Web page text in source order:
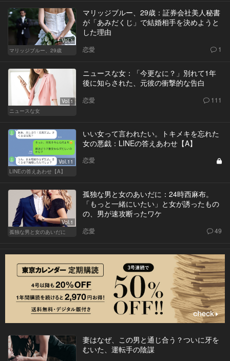
Vol.1
マリッジブルー、29歳
マリッジブルー、29歳：証券会社美人秘書
が「あみだくじ」で結婚相手を決めようと
した理由
恋愛 1
Vol.1
ニュースな女
ニュースな女：「今更なに？」別れて1年
後に知らされた、元彼の衝撃的な告白
恋愛 111
Vol.11
LINEの答えあわせ【A】
いい女って言われたい。トキメキを忘れた
女の悪戯：LINEの答えあわせ【A】
恋愛
Vol.1
孤独な男と女のあいだに
孤独な男と女のあいだに：24時西麻布。
「もっと一緒にいたい」と女が誘ったもの
の、男が速攻断ったワケ
恋愛 49
妻はなぜ、この男と通じ合う？ついに牙を
むいた、運転手の陰謀